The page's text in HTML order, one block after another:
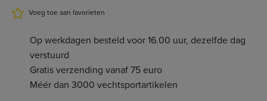
Voeg toe aan favorieten
Op werkdagen besteld voor 16.00 uur, dezelfde dag
verstuurd
Gratis verzending vanaf 75 euro
Méér dan 3000 vechtsportartikelen